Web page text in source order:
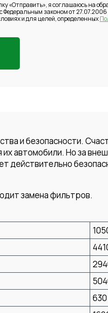
«Отправить», я соглашаюсь на
Федеральным законом от
и для целей, определенных
и безопасности.
автомобили. Но за
действительно
замена фильтров.